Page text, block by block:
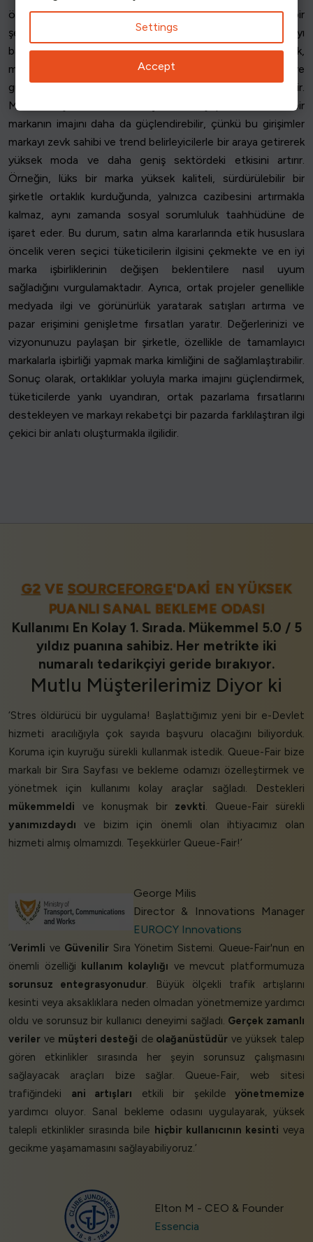
ölçüde geliştirebilir ve onu tüketicilerin gözünde olumlu bir
şekilde konumlandırabilir. İyi seçilmiş bir ortaklık, bir markayı
başka bir saygın ve tamamlayıcı markayla ilişkilendirerek,
mevcut müşterilere hitap ederek ve güvenilirliğini ve
güvenilirliğini pekiştirerek markanın statüsünü yükseltebilir.
Moda dünyasında tanınan şirketlerle yapılan ittifaklar bir
markanın imajını daha da güçlendirebilir, çünkü bu girişimler
markayı zevk sahibi ve trend belirleyicilerle bir araya getirerek
yüksek moda ve daha geniş sektördeki etkisini artırır.
Örneğin, lüks bir marka yüksek kaliteli, sürdürülebilir bir
şirketle ortaklık kurduğunda, yalnızca cazibesini artırmakla
kalmaz, aynı zamanda sosyal sorumluluk taahhüdüne de
işaret eder. Bu durum, satın alma kararlarında etik hususlara
öncelik veren seçici tüketicilerin ilgisini çekmekte ve en iyi
marka işbirliklerinin değişen beklentilere nasıl uyum
sağladığını vurgulamaktadır. Ayrıca, ortak projeler genellikle
medyada ilgi ve görünürlük yaratarak satışları artırma ve
pazar erişimini genişletme fırsatları yaratır. Değerlerinizi ve
vizyonunuzu paylaşan bir şirketle, özellikle de tamamlayıcı
markalarla işbirliği yapmak marka kimliğini de sağlamlaştırabilir.
Sonuç olarak, ortaklıklar yoluyla marka imajını güçlendirmek,
tüketicilerde yankı uyandıran, ortak pazarlama fırsatlarını
destekleyen ve markayı rekabetçi bir pazarda farklılaştıran ilgi
çekici bir anlatı oluşturmakla ilgilidir.
G2VESOURCEFORGE'DAKI EN YÜKSEK
PUANLI SANAL BEKLEME ODASI
Kullanımı En Kolay 1. Sırada. Mükemmel 5.0 / 5
yıldız puanına sahibiz. Her metrikte iki
numaralı tedarikçiyi geride bırakıyor.
Mutlu Müşterilerimiz Diyor ki
‘Stres öldürücü bir uygulama! Başlattığımız yeni bir e-Devlet
hizmeti aracılığıyla çok sayıda başvuru olacağını biliyorduk.
Koruma için kuyruğu sürekli kullanmak istedik. Queue-Fair bize
markalı bir Sıra Sayfası ve bekleme odamızı özelleştirmek ve
yönetmek için kullanımı kolay araçlar sağladı. Destekleri
mükemmeldi ve konuşmak bir zevkti. Queue-Fair sürekli
yanımızdaydı ve bizim için önemli olan ihtiyacımız olan
hizmeti almış olmamızdı. Teşekkürler Queue-Fair!’
George Milis
Director & Innovations Manager
EUROCY Innovations
‘Verimli ve GüvenilirSıra Yönetim Sistemi. Queue-Fair'nun en
önemli özelliği
kullanım kolaylığı ve mevcut platformumuza
sorunsuz entegrasyonudur. Büyük ölçekli trafik artışlarını
kesinti veya aksaklıklara neden olmadan yönetmemize yardımcı
oldu ve sorunsuz bir kullanıcı deneyimi sağladı. Gerçek zamanlı
veriler ve müşteri desteği de olağanüstüdür ve yüksek talep
gören etkinlikler sırasında her şeyin sorunsuz çalışmasını
sağlayacak araçları bize sağlar. Queue-Fair, web sitesi
trafiğindeki ani artışları etkili bir şekilde yönetmemize
yardımcı oluyor. Sanal bekleme odasını uygulayarak, yüksek
talepli etkinlikler sırasında bile hiçbir kullanıcının kesinti veya
gecikme yaşamamasını sağlayabiliyoruz.’
Elton M - CEO & Founder
Essencia
Settings
Accept